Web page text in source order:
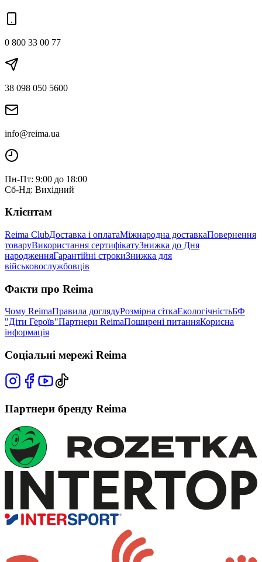
0 800 33 00 77
38 098 050 5600
info@reima.ua
Пн-Пт: 9:00 до 18:00
Сб-Нд: Вихідний
Клієнтам
Reima ClubДоставка і оплатаМіжнародна доставкаПовернення
товаруВикористання сертифікатуЗнижка до Дня
народженняГарантійні строкиЗнижка для
військовослужбовців
Факти про Reima
Чому ReimaПравила доглядуРозмірна сіткаЕкологічністьБФ
"Діти Героїв"Партнери ReimaПоширені питанняКорисна
інформація
Соціальні мережі Reima
Партнери бренду Reima